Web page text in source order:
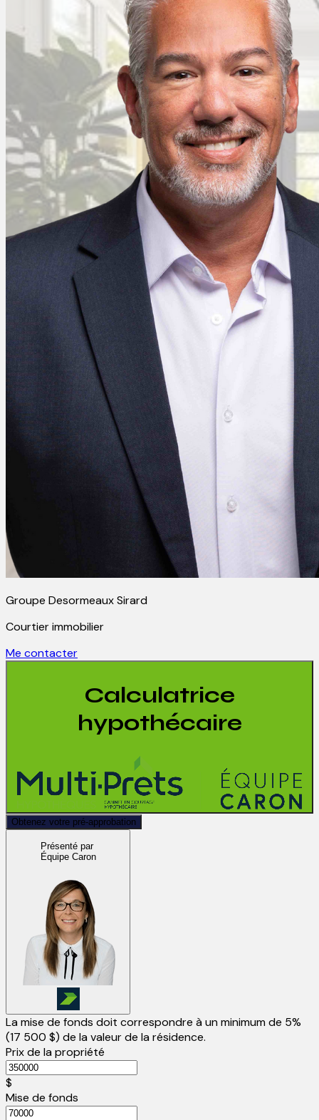
Groupe Desormeaux Sirard
Courtier immobilier
Me contacter
Calculatrice
hypothécaire
Obtenez votre pré-approbation
Présenté par
Équipe Caron
La mise de fonds doit correspondre à un minimum de 5%
(17 500 $) de la valeur de la résidence.
Prix de la propriété
$
Mise de fonds